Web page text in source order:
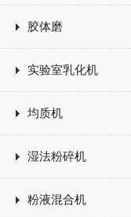
胶体磨
实验室乳化机
均质机
湿法粉碎机
粉液混合机